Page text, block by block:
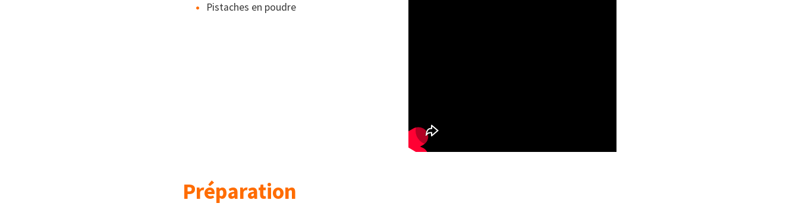
Pistaches en poudre
Préparation